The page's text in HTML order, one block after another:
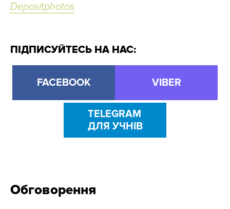
Depositphotos
ПІДПИСУЙТЕСЬ НА НАС:
FACEBOOK VIBER
TELEGRAM
ДЛЯ УЧНІВ
Обговорення